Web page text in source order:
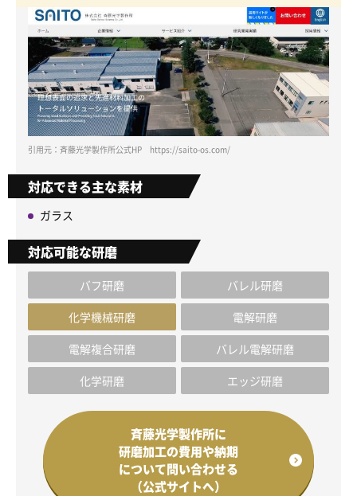
引用元：斉藤光学製作所公式HP https://saito-os.com/
対応できる主な素材
ガラス
対応可能な研磨
バフ研磨
バレル研磨
化学機械研磨
電解研磨
電解複合研磨
バレル電解研磨
化学研磨
エッジ研磨
斉藤光学製作所に
研磨加工の費用や納期
について問い合わせる
（公式サイトへ）